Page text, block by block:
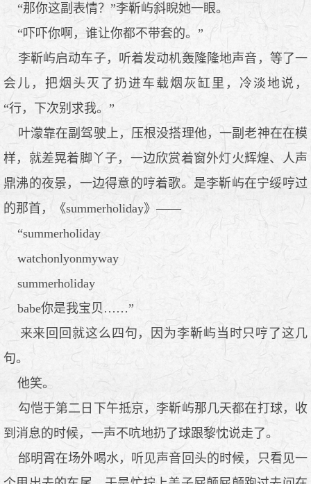
“那你这副表情？”李靳屿斜睨她一眼。
“吓吓你啊，谁让你都不带套的。”
李靳屿启动车子，听着发动机轰隆隆地声音，等了一
会儿，把烟头灭了扔进车载烟灰缸里，冷淡地说，
“行，下次别求我。”
叶濛靠在副驾驶上，压根没搭理他，一副老神在在模
样，就差晃着脚丫子，一边欣赏着窗外灯火辉煌、人声
鼎沸的夜景，一边得意的哼着歌。是李靳屿在宁绥哼过
的那首，《summerholiday》——
“summerholiday
watchonlyonmyway
summerholiday
babe你是我宝贝……”
来来回回就这么四句，因为李靳屿当时只哼了这几
句。
他笑。
勾恺于第二日下午抵京，李靳屿那几天都在打球，收
到消息的时候，一声不吭地扔了球跟黎忱说走了。
邰明霄在场外喝水，听见声音回头的时候，只看见一